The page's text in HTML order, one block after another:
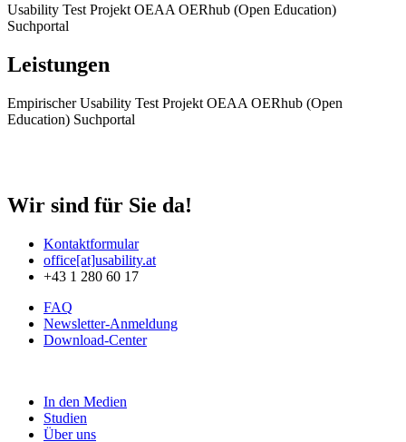
Usability Test Projekt OEAA OERhub (Open Education)
Suchportal
Leistungen
Empirischer Usability Test Projekt OEAA OERhub (Open
Education) Suchportal
Wir sind für Sie da!
Kontaktformular
office[at]usability.at
+43 1 280 60 17
FAQ
Newsletter-Anmeldung
Download-Center
In den Medien
Studien
Über uns